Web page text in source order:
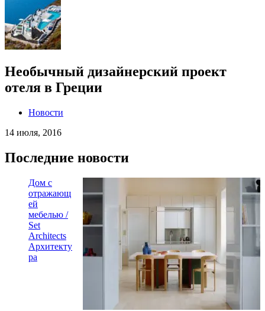
Необычный дизайнерский проект
отеля в Греции
Новости
14 июля, 2016
Последние новости
Дом с
отражающ
ей
мебелью /
Set
Architects
Архитекту
ра